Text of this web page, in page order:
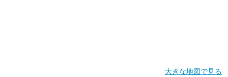
大きな地図で見る